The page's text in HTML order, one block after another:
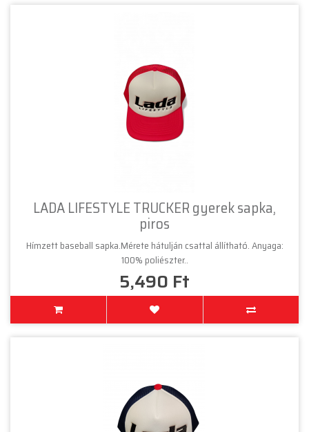
LADA LIFESTYLE TRUCKER gyerek sapka,
piros
Hímzett baseball sapka.Mérete hátulján csattal állítható. Anyaga:
100% poliészter..
5,490 Ft